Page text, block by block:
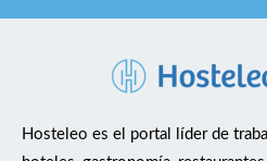
Hosteleo es el portal líder de